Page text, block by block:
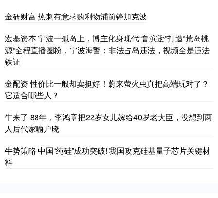
金砖财富 热刺有意求购利物浦前锋加克波
宏基资本 宁波一孤岛上，博主化身现代“鲁滨逊”打造“荒岛桃
源”全程直播圈粉，宁波海警：非法占岛违法，视频全是违法
铁证
金配资 性价比一般却卖挺好！蔚来萤火虫真把高端玩对了？
它适合哪些人？
牛来了 88年，李鸿章把22岁女儿嫁给40岁老大臣，没想到两
人后代家喻户晓
牛势策略 中国“纯硅”成功突破! 我国攻克硅基量子芯片关键材
料